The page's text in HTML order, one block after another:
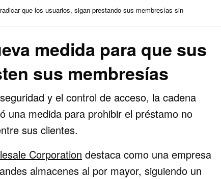
que los usuarios, sigan prestando sus membresías sin
medida para que sus
sus membresías
y el control de acceso, la cadena
una medida para prohibir el préstamo no
sus clientes.
Corporation destaca como una empresa
almacenes al por mayor, siguiendo un